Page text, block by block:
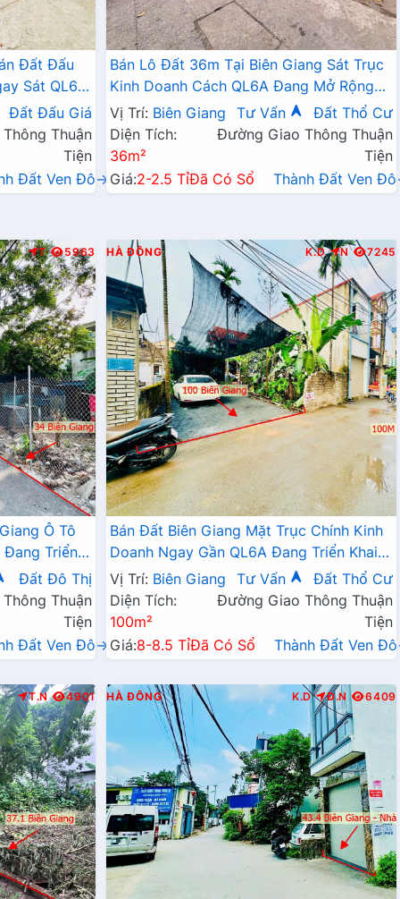
Đất Đấu
Sát QL6A,
Mở Rộng
Đất Đấu Giá
Thuận
Tiện
Đất Ven Đô→
Bán Lô Đất 36m Tại Biên Giang Sát Trục
Kinh Doanh Cách QL6A Đang Mở Rộng
Chỉ Vài Trăm Mét
Vị Trí: Biên Giang Tư Vấn
Đất Thổ Cư
Diện Tích:
36m²
Đường Giao Thông Thuận
Tiện
Giá:2-2.5 TỉĐã Có Sổ Thành Đất Ven
T 5963
Ô Tô
Triển
Đất Đô Thị
Thuận
Tiện
Đất Ven Đô→
HÀ ĐÔNG K.D N 7245
Bán Đất Biên Giang Mặt Trục Chính Kinh
Doanh Ngay Gần QL6A Đang Triển Khai
Mở Rộng
Vị Trí: Biên Giang Tư Vấn
Đất Thổ Cư
Diện Tích:
100m²
Đường Giao Thông Thuận
Tiện
Giá:8-8.5 TỉĐã Có Sổ Thành Đất Ven
T.N 4901 HÀ ĐÔNG K.D Đ.N 6409